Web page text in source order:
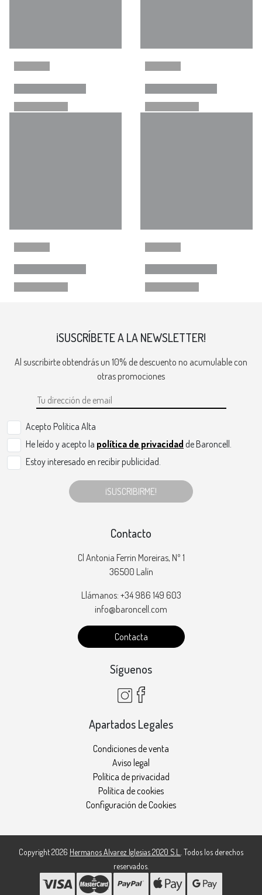
¡SUSCRÍBETE A LA NEWSLETTER!
Al suscribirte obtendrás un 10% de descuento no acumulable con
otras promociones
Acepto Politica Alta
He leído y acepto la política de privacidad de Baroncell.
Estoy interesado en recibir publicidad.
¡SUSCRIBIRME!
Contacto
Cl Antonia Ferrin Moreiras, Nº 1
36500 Lalín
Llámanos: +34 986 149 603
info@baroncell.com
Contacta
Síguenos
Apartados Legales
Condiciones de venta
Aviso legal
Política de privacidad
Política de cookies
Configuración de Cookies
Copyright 2026 Hermanos Alvarez Iglesias 2020 S.L.. Todos los derechos
reservados.